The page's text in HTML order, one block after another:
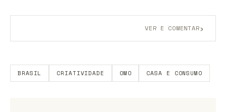
VER E COMENTAR›
BRASIL CRIATIVIDADE OMO CASA E CONSUMO